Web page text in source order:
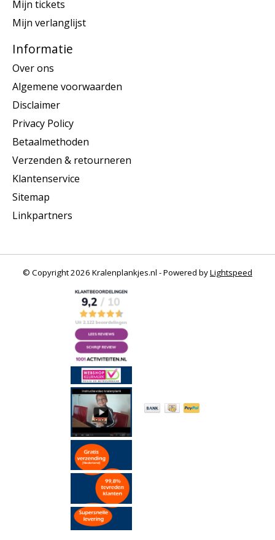
Mijn tickets
Mijn verlanglijst
Informatie
Over ons
Algemene voorwaarden
Disclaimer
Privacy Policy
Betaalmethoden
Verzenden & retourneren
Klantenservice
Sitemap
Linkpartners
© Copyright 2026 Kralenplankjes.nl - Powered byLightspeed